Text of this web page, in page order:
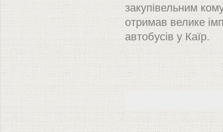
закупівельним
отримав велике
автобусів у Каїр.